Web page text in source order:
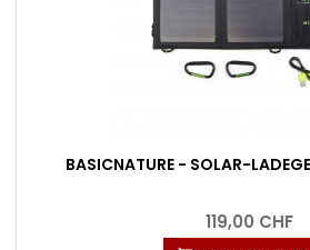
BASICNATURE - SOLAR-
119,00 CHF